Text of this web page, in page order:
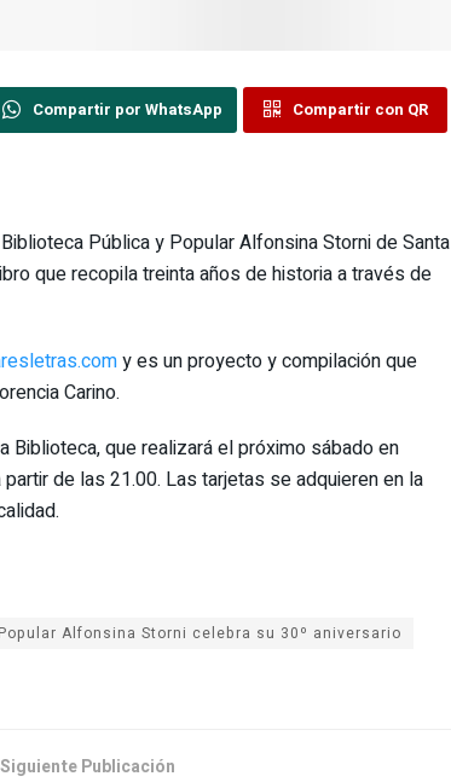
Compartir por WhatsApp Compartir con QR
Pública y Popular Alfonsina Storni de Santa
que recopila treinta años de historia a través de
y es un proyecto y compilación que
Carino.
Biblioteca, que realizará el próximo sábado en
de las 21.00. Las tarjetas se adquieren en la
Alfonsina Storni celebra su 30º aniversario
Siguiente Publicación